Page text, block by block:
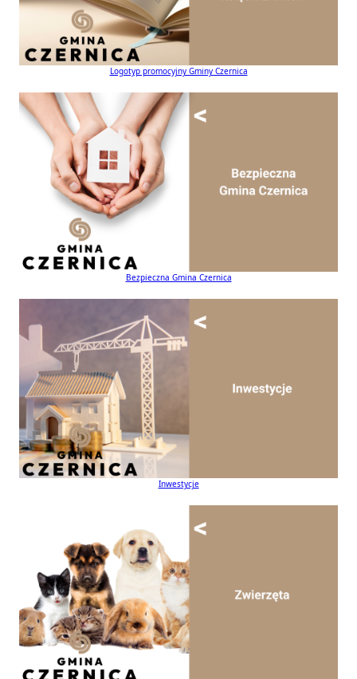
Logotyp promocyjny Gminy Czernica
Bezpieczna Gmina Czernica
Inwestycje